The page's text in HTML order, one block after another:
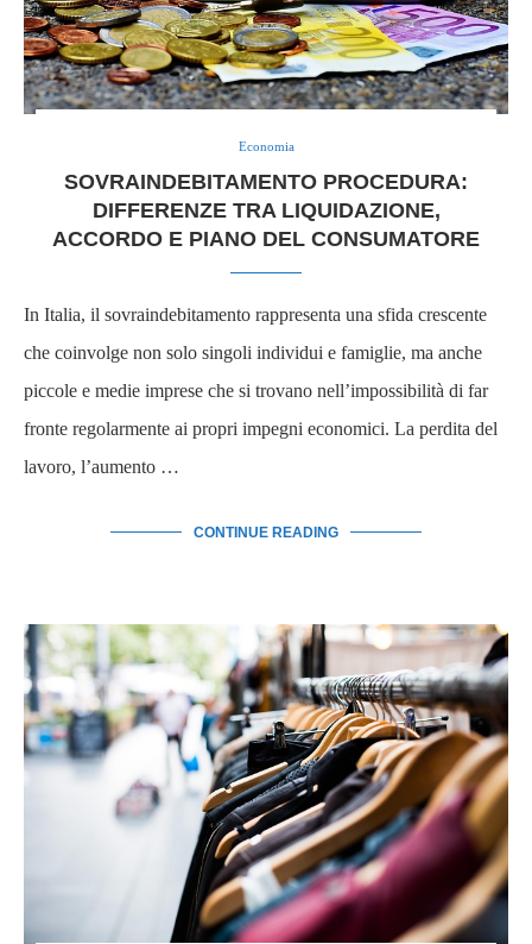
Economia
SOVRAINDEBITAMENTO PROCEDURA:
DIFFERENZE TRA LIQUIDAZIONE,
ACCORDO E PIANO DEL CONSUMATORE
In Italia, il sovraindebitamento rappresenta una sfida crescente
che coinvolge non solo singoli individui e famiglie, ma anche
piccole e medie imprese che si trovano nell’impossibilità di far
fronte regolarmente ai propri impegni economici. La perdita del
lavoro, l’aumento …
CONTINUE READING